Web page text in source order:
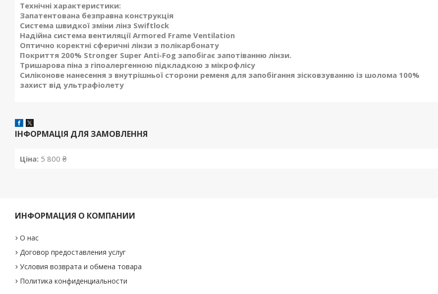
Технічні характеристики:
Запатентована безправна конструкція
Система швидкої зміни лінз Swiftlock
Надійна система вентиляції Armored Frame Ventilation
Оптично коректні сферичні лінзи з полікарбонату
Покриття 200% Stronger Super Anti-Fog запобігає запотіванню лінзи.
Тришарова піна з гіпоалергенною підкладкою з мікрофлісу
Силіконове нанесення з внутрішньої сторони ременя для запобігання зісковзуванню із шолома 100%
захист від ультрафіолету
ІНФОРМАЦІЯ ДЛЯ ЗАМОВЛЕННЯ
Ціна: 5 800 ₴
ИНФОРМАЦИЯ О КОМПАНИИ
О нас
Договор предоставления услуг
Условия возврата и обмена товара
Политика конфиденциальности